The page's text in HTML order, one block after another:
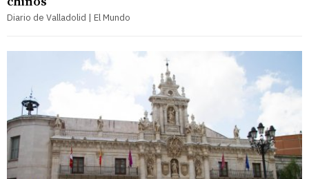
Diario de Valladolid | El Mundo